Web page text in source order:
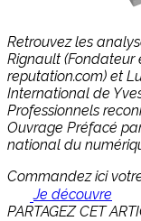
Retrouvez les
Rignault (Fondateur
reputation.com) et
International de
Professionnels
Ouvrage Préfacé
national du
Commandez ici
Je découvre
PARTAGEZ CET